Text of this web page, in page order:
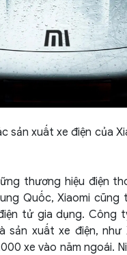
sản xuất xe điện của
thương hiệu điện
Quốc, Xiaomi cũng
tử gia dụng. Công
sản xuất xe điện,
xe vào năm ngoái.